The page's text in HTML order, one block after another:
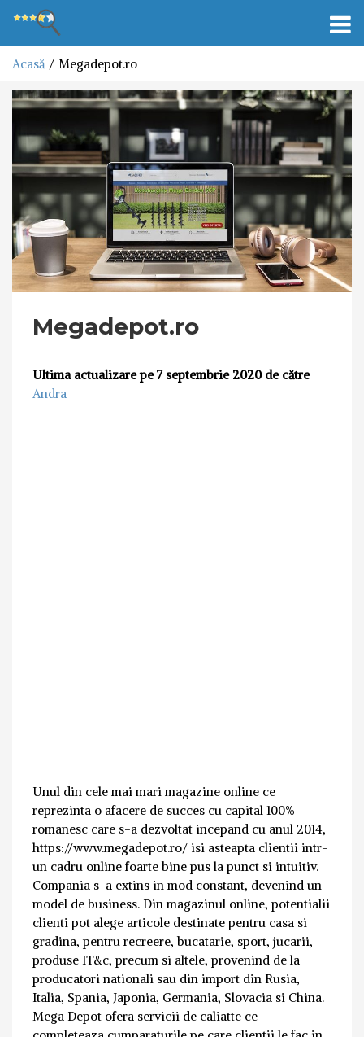
Acasă Megadepot.ro
Megadepot.ro
Ultima actualizare pe 7 septembrie 2020 de către
Andra
Unul din cele mai mari magazine online ce
reprezinta o afacere de succes cu capital 100%
romanesc care s-a dezvoltat incepand cu anul 2014,
https://www.megadepot.ro/ isi asteapta clientii intr-
un cadru online foarte bine pus la punct si intuitiv.
Compania s-a extins in mod constant, devenind un
model de business. Din magazinul online, potentialii
clienti pot alege articole destinate pentru casa si
gradina, pentru recreere, bucatarie, sport, jucarii,
produse IT&c, precum si altele, provenind de la
producatori nationali sau din import din Rusia,
Italia, Spania, Japonia, Germania, Slovacia si China.
Mega Depot ofera servicii de caliatte ce